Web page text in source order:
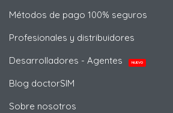
Métodos de pago 100% seguros
Profesionales y distribuidores
Desarrolladores - Agentes
NUEVO
Blog doctorSIM
Sobre nosotros